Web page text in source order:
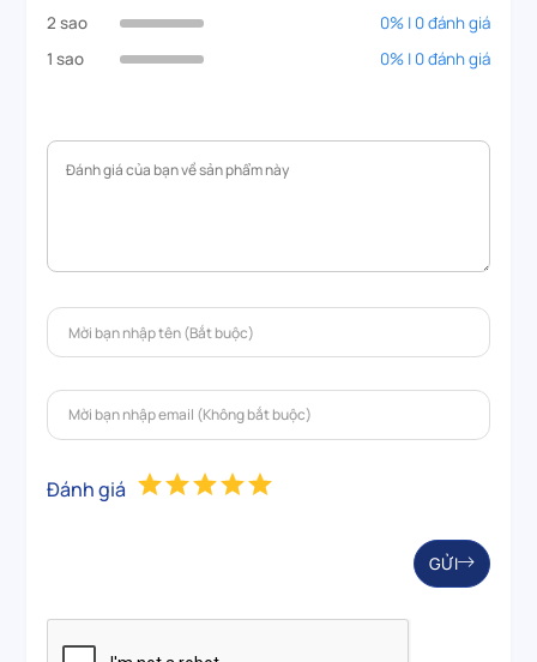
2 sao
0% | 0 đánh giá
1 sao
0% | 0 đánh giá
Đánh giá
GỬI